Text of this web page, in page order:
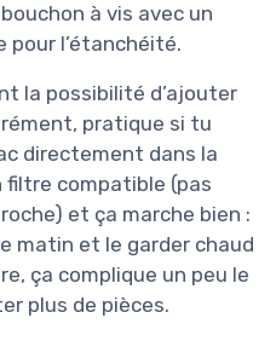
à vis avec un
pour l’étanchéité.
la possibilité d’ajouter
pratique si tu
directement dans la
filtre compatible (pas
et ça marche bien :
matin et le garder chaud
ça complique un peu le
plus de pièces.